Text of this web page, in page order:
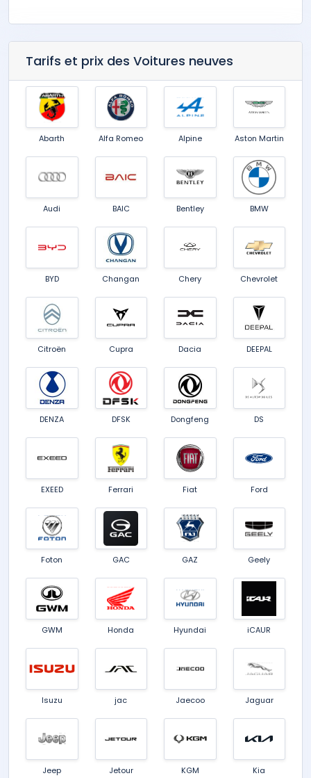
Tarifs et prix des Voitures neuves
Abarth Alfa Romeo Alpine Aston Martin
Audi BAIC Bentley BMW
BYD Changan Chery Chevrolet
Citroën Cupra Dacia DEEPAL
DENZA DFSK Dongfeng DS
EXEED Ferrari Fiat Ford
Foton GAC GAZ Geely
GWM Honda Hyundai iCAUR
Isuzu jac Jaecoo Jaguar
Jeep Jetour KGM Kia